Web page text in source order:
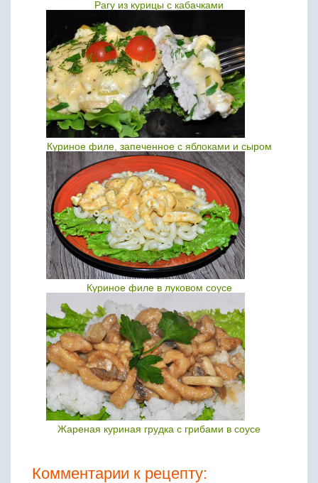
Рагу из курицы с кабачками
Куриное филе, запеченное с яблоками и сыром
Куриное филе в луковом соусе
Жареная куриная грудка с грибами в соусе
Комментарии к рецепту: